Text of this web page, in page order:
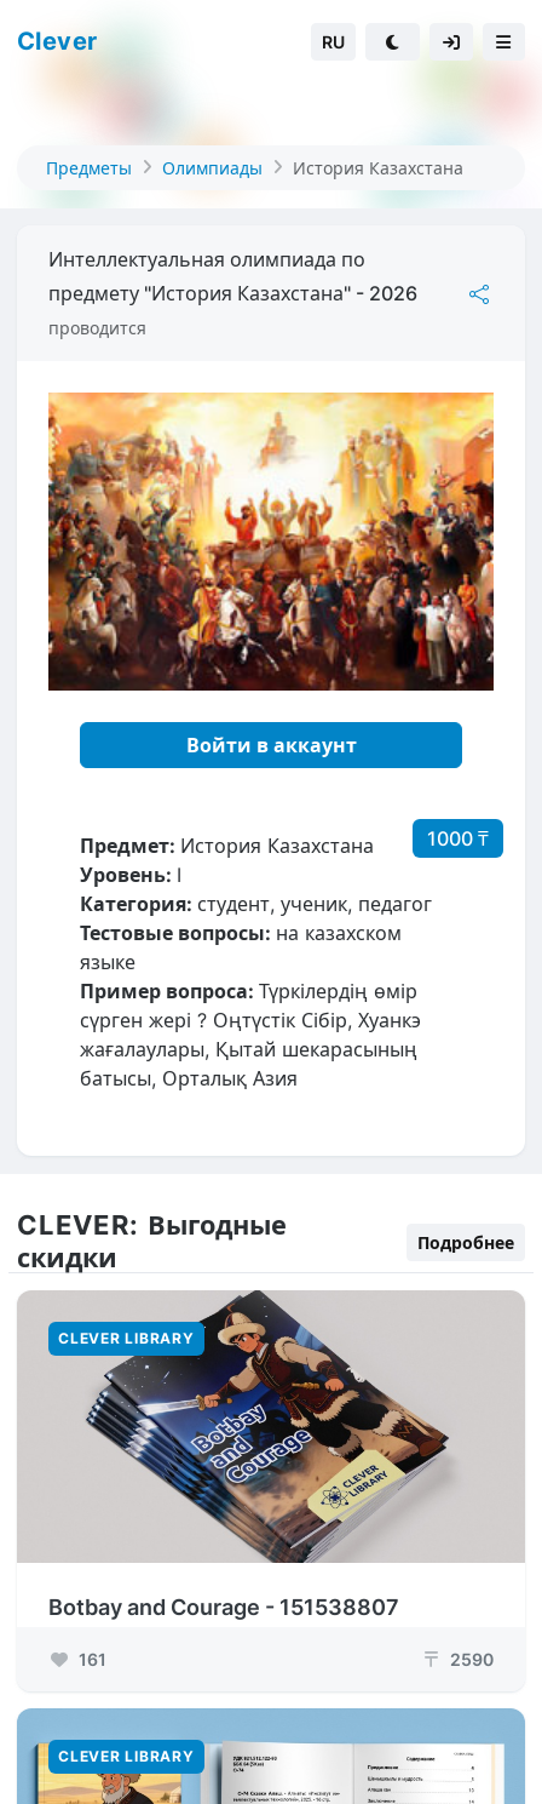
Clever RU
Предметы Олимпиады История Казахстана
Интеллектуальная олимпиада по
предмету "История Казахстана" - 2026
проводится
Войти в аккаунт
1000 ₸
Предмет: История Казахстана
Уровень: I
Категория: студент, ученик, педагог
Тестовые вопросы: на казахском
языке
Пример вопроса: Түркілердің өмір
сүрген жері ? Оңтүстік Сібір, Хуанкэ
жағалаулары, Қытай шекарасының
батысы, Орталық Азия
CLEVER: Выгодные
скидки
Подробнее
CLEVER LIBRARY
Botbay and Courage - 151538807
161 ₸ 2590
CLEVER LIBRARY